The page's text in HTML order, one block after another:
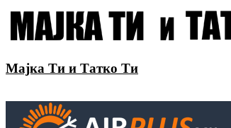
Мајка Ти и Татко Ти